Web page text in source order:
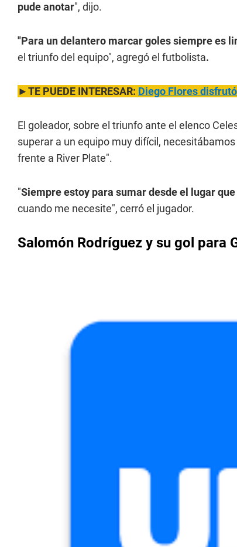
pude anotar", dijo.
"Para un delantero marcar goles siempre es
el triunfo del equipo", agregó el futbolista.
►TE PUEDE INTERESAR: Diego Flores
El goleador, sobre el triunfo ante el elenco
superar a un equipo muy difícil,
frente a River Plate".
"Siempre estoy para sumar desde el lugar
cuando me necesite", cerró el jugador.
Salomón Rodríguez y su gol para